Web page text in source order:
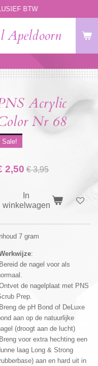
Apeldoorn
BTW
Acrylic
Nr 68
Sale!
2,50 € 3,95
In
winkelwagen
Inhoud 7 gram
:
de nagel voor als
de nagelplaat met PNS
Prep.
de pH Bond of DeLuxe
aan op de natuurlijke
(droogt aan de lucht)
voor extra hechting een
laag Long & Strong
aan en hard uit in